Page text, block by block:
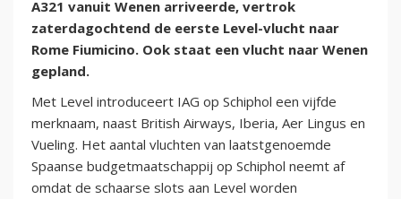
A321 vanuit Wenen arriveerde, vertrok
zaterdagochtend de eerste Level-vlucht naar
Rome Fiumicino. Ook staat een vlucht naar Wenen
gepland.
Met Level introduceert IAG op Schiphol een vijfde
merknaam, naast British Airways, Iberia, Aer Lingus en
Vueling. Het aantal vluchten van laatstgenoemde
Spaanse budgetmaatschappij op Schiphol neemt af
omdat de schaarse slots aan Level worden